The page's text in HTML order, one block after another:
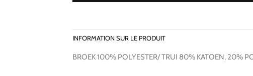
INFORMATION SUR LE PRODUIT
BROEK 100% POLYESTER/ TRUI 80% KATOEN, 20%